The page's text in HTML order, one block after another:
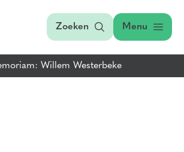
Zoeken Menu
Willem Westerbeke